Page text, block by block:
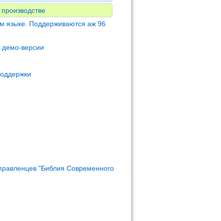
языке. Поддерживаются аж 96
демо-версии
"Библия Современного